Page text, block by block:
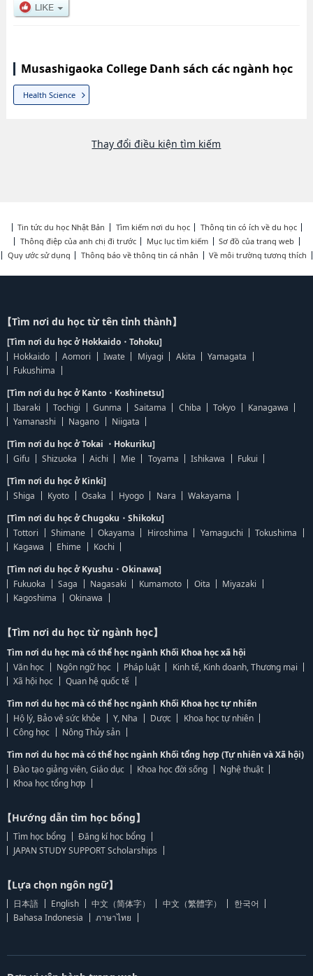
Musashigaoka College Danh sách các ngành học
Health Science
Thay đổi điều kiện tìm kiếm
Tin tức du học Nhật Bản Tìm kiếm nơi du học
Thông tin có ích về du học
Thông điệp của anh chị đi trước
Mục lục tìm kiếm
Sơ đồ của trang web
Quy ước sử dụng
Thông báo về thông tin cá nhân Về môi trường tương thích
【Tìm nơi du học từ tên tỉnh thành】
[Tìm nơi du học ở Hokkaido・Tohoku]
Hokkaido
Aomori Iwate Miyagi Akita
Yamagata
Fukushima
[Tìm nơi du học ở Kanto・Koshinetsu]
Ibaraki
Tochigi Gunma Saitama Chiba Tokyo
Kanagawa
Yamanashi
Nagano
Niigata
[Tìm nơi du học ở Tokai ・Hokuriku]
Gifu
Shizuoka Aichi Mie Toyama Ishikawa
Fukui
[Tìm nơi du học ở Kinki]
Shiga
Kyoto Osaka Hyogo Nara
Wakayama
[Tìm nơi du học ở Chugoku・Shikoku]
Tottori
Shimane Okayama Hiroshima Yamaguchi
Tokushima
Kagawa
Ehime
Kochi
[Tìm nơi du học ở Kyushu・Okinawa]
Fukuoka
Saga Nagasaki Kumamoto Oita
Miyazaki
Kagoshima
Okinawa
【Tìm nơi du học từ ngành học】
Tìm nơi du học mà có thể học ngành Khối Khoa học xã hội
Văn học
Ngôn ngữ học Pháp luật
Kinh tế, Kinh doanh, Thương mại
Xã hội học
Quan hệ quốc tế
Tìm nơi du học mà có thể học ngành Khối Khoa học tự nhiên
Hộ lý, Bảo vệ sức khỏe
Y, Nha Dược
Khoa học tự nhiên
Công học
Nông Thủy sản
Tìm nơi du học mà có thể học ngành Khối tổng hợp (Tự nhiên và Xã hội)
Đào tạo giảng viên, Giáo dục
Khoa học đời sống
Nghệ thuật
Khoa học tổng hợp
【Hướng dẫn tìm học bổng】
Tìm học bổng
Đăng kí học bổng
JAPAN STUDY SUPPORT Scholarships
【Lựa chọn ngôn ngữ】
日本語 English 中文（简体字） 中文（繁體字）
한국어
Bahasa Indonesia
ภาษาไทย